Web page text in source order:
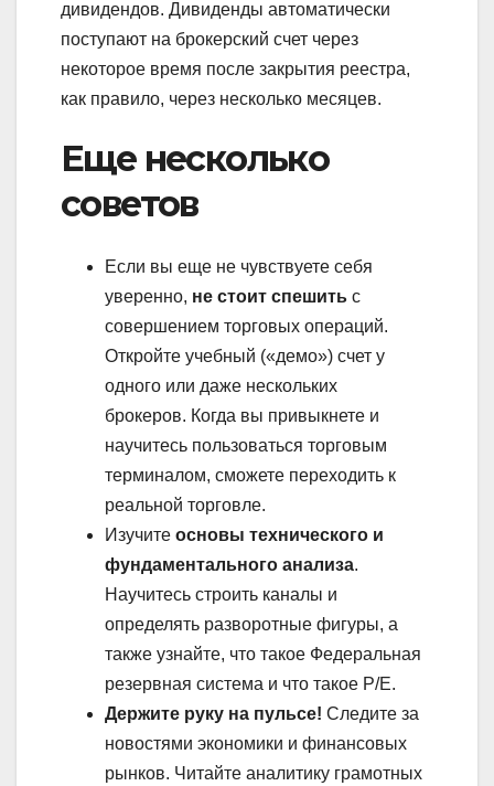
дивидендов. Дивиденды автоматически
поступают на брокерский счет через
некоторое время после закрытия реестра,
как правило, через несколько месяцев.
Еще несколько
советов
Если вы еще не чувствуете себя
уверенно, не стоит спешить с
совершением торговых операций.
Откройте учебный («демо») счет у
одного или даже нескольких
брокеров. Когда вы привыкнете и
научитесь пользоваться торговым
терминалом, сможете переходить к
реальной торговле.
Изучите основы технического и
фундаментального анализа.
Научитесь строить каналы и
определять разворотные фигуры, а
также узнайте, что такое Федеральная
резервная система и что такое P/E.
Держите руку на пульсе! Следите за
новостями экономики и финансовых
рынков. Читайте аналитику грамотных